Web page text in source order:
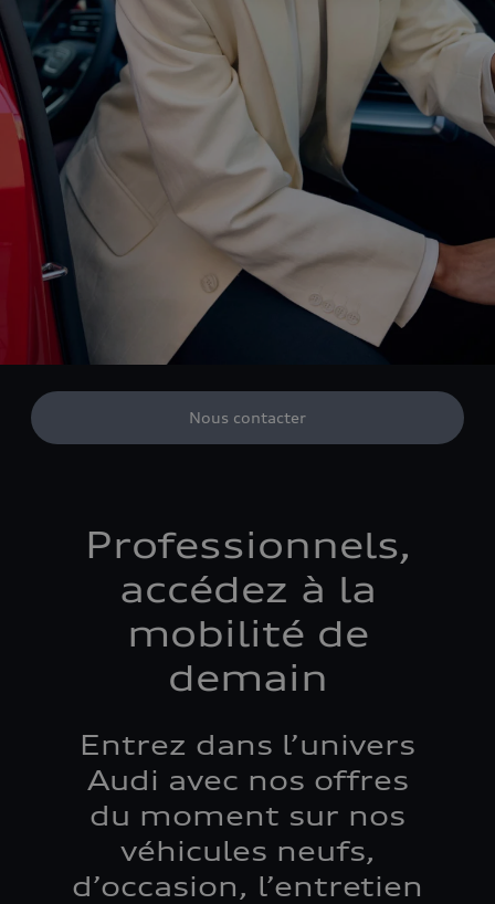
Nous contacter
Professionnels,
accédez à la
mobilité de
demain
Entrez dans l’univers
Audi avec nos offres
du moment sur nos
véhicules neufs,
d’occasion, l’entretien